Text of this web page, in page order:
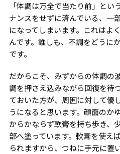
「体調は万全で当たり前」と
ナンスをせずに済んでいる、一
になってしまいます。これはよ
んです。誰しも、不調をどうに
です。
だからこそ、みずからの体調の
調を押さえ込みながら回復を待
ておいた方が、周囲に対して優
うになると思います。顔面のか
からかならず軟膏を持ち歩き、
部へ塗っています。軟膏を使え
られますから、つねに手元に置